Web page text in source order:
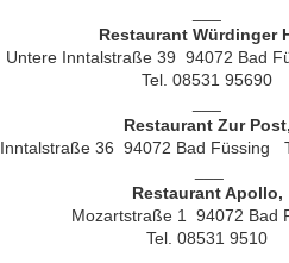
Restaurant Würdinger
Untere Inntalstraße 39 94072 Bad
Tel. 08531 95690
Restaurant Zur
Inntalstraße 36 94072 Bad Füssing
Restaurant Apollo,
Mozartstraße 1 94072 Bad
Tel. 08531 9510